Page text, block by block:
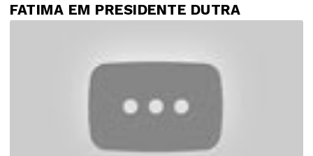
FATIMA EM PRESIDENTE DUTRA